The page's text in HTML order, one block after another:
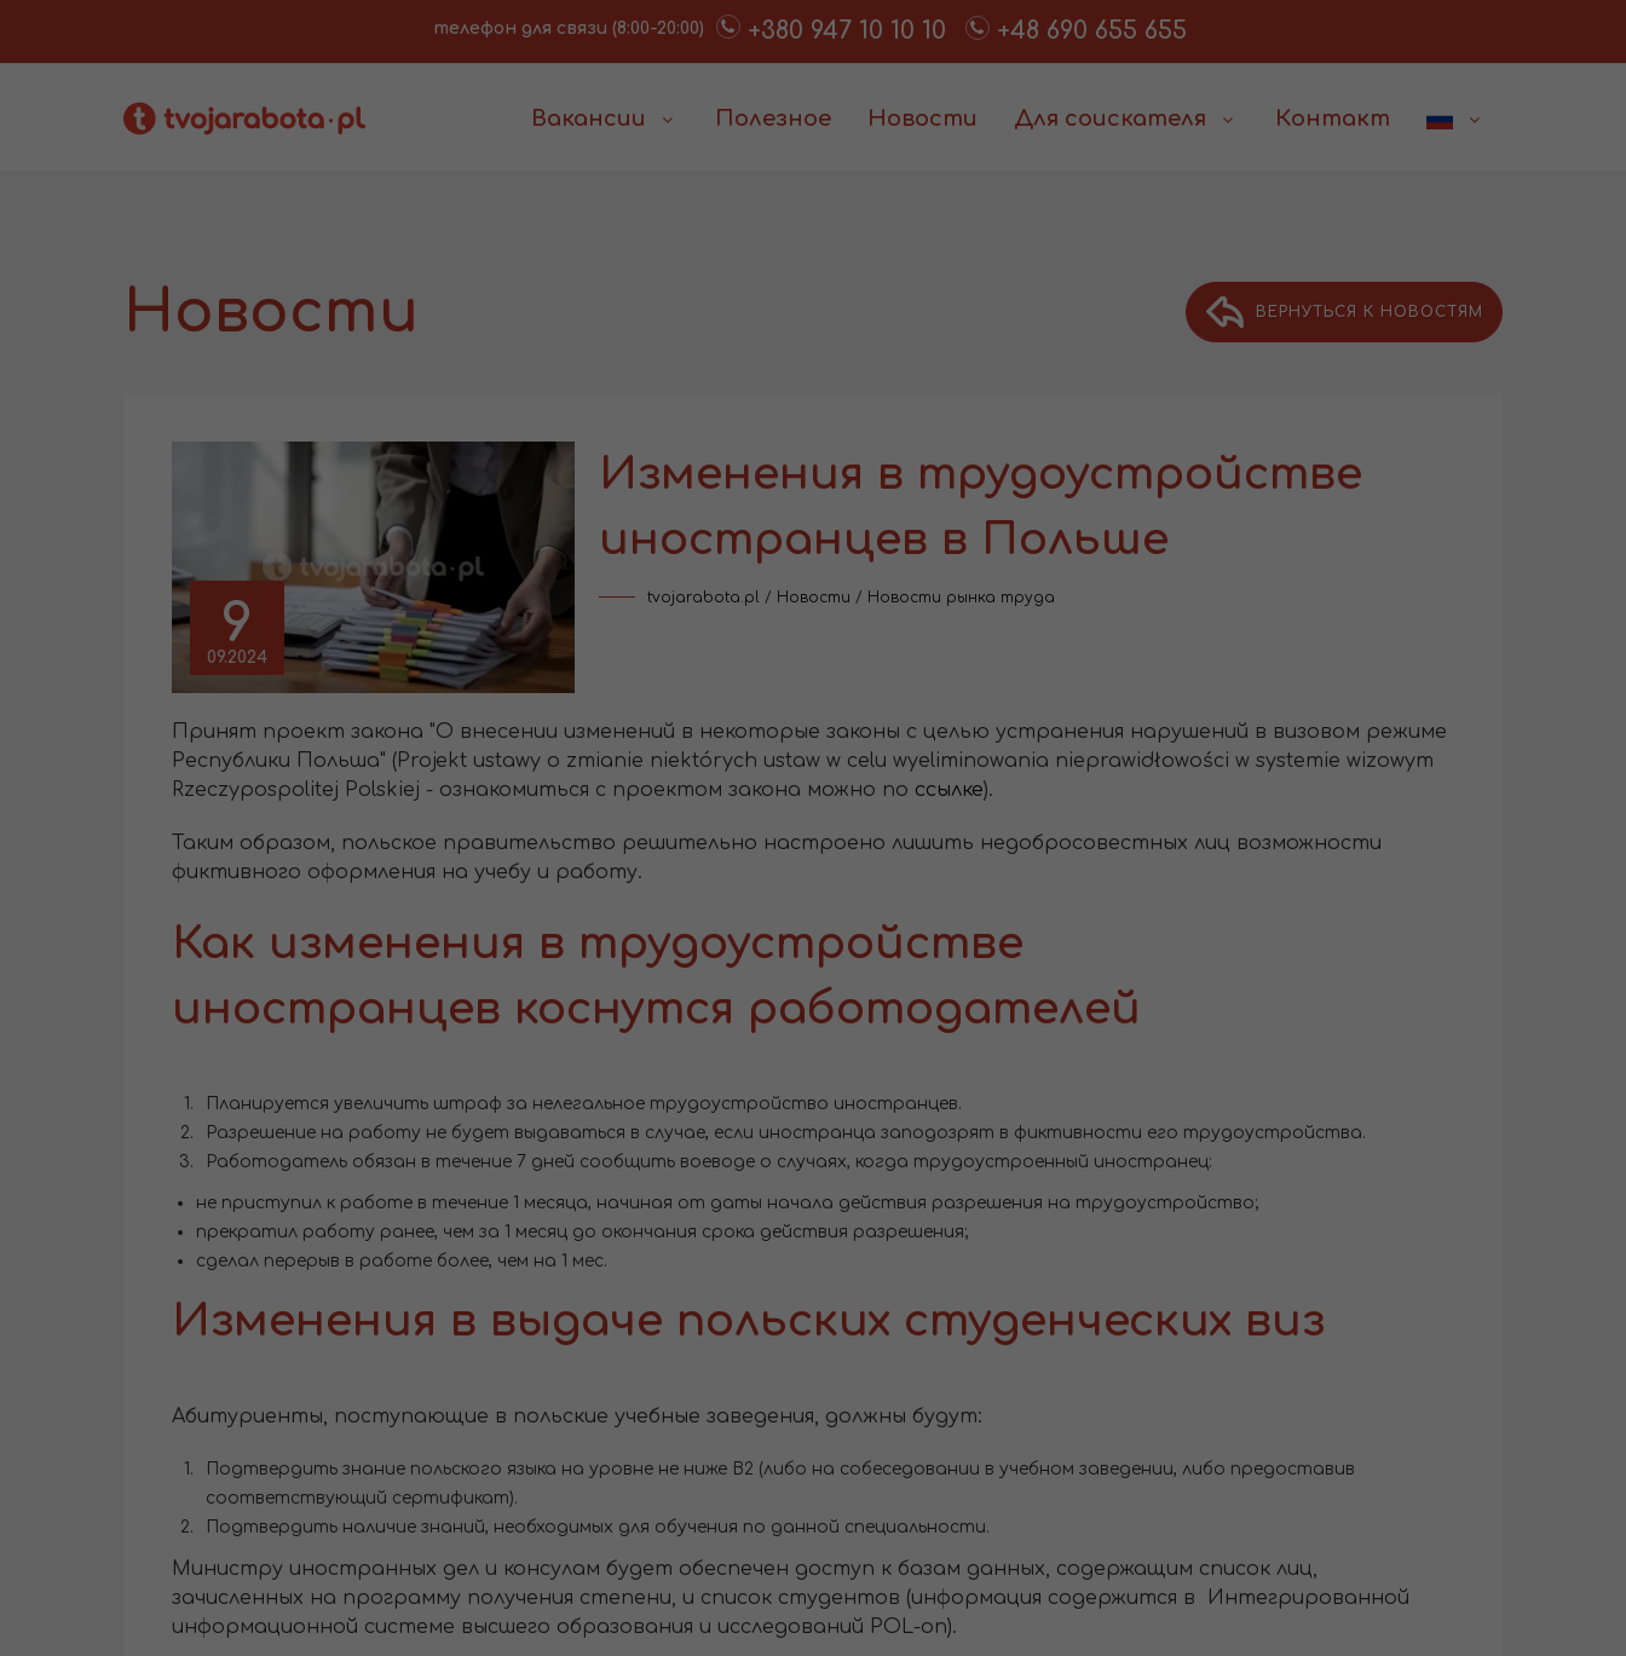
телефон для связи (8:00-20:00) +380 947 10 10 10 +48 690 655 655
Вакансии Полезное Новости Для соискателя Контакт
ВЕРНУТЬСЯ К НОВОСТЯМ
Новости
9
09.2024
Изменения в трудоустройстве
иностранцев в Польше
tvojarabota.pl / Новости / Новости рынка труда
Принят проект закона "О внесении изменений в некоторые законы с целью устранения нарушений в визовом режиме
Республики Польша" (Projekt ustawy o zmianie niektórych ustaw w celu wyeliminowania nieprawidłowości w systemie wizowym
Rzeczypospolitej Polskiej - ознакомиться с проектом закона можно по ссылке).
Таким образом, польское правительство решительно настроено лишить недобросовестных лиц возможности
фиктивного оформления на учебу и работу.
Как изменения в трудоустройстве
иностранцев коснутся работодателей
Планируется увеличить штраф за нелегальное трудоустройство иностранцев.
Разрешение на работу не будет выдаваться в случае, если иностранца заподозрят в фиктивности его трудоустройства.
Работодатель обязан в течение 7 дней сообщить воеводе о случаях, когда трудоустроенный иностранец:
не приступил к работе в течение 1 месяца, начиная от даты начала действия разрешения на трудоустройство;
прекратил работу ранее, чем за 1 месяц до окончания срока действия разрешения;
сделал перерыв в работе более, чем на 1 мес.
Изменения в выдаче польских студенческих виз
Абитуриенты, поступающие в польские учебные заведения, должны будут:
Подтвердить знание польского языка на уровне не ниже B2 (либо на собеседовании в учебном заведении, либо предоставив
соответствующий сертификат).
Подтвердить наличие знаний, необходимых для обучения по данной специальности.
Министру иностранных дел и консулам будет обеспечен доступ к базам данных, содержащим список лиц,
зачисленных на программу получения степени, и список студентов (информация содержится в Интегрированной
информационной системе высшего образования и исследований POL-on).